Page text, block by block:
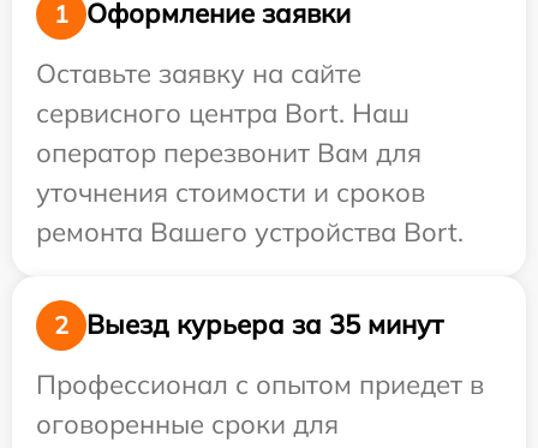
1
Оформление заявки
Оставьте заявку на сайте
сервисного центра Bort. Наш
оператор перезвонит Вам для
уточнения стоимости и сроков
ремонта Вашего устройства Bort.
2
Выезд курьера за 35 минут
Профессионал с опытом приедет в
оговоренные сроки для